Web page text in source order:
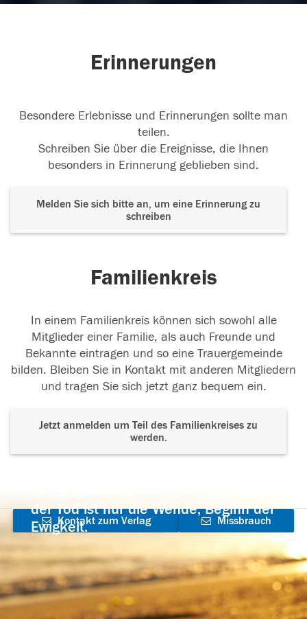
Erinnerungen
Besondere Erlebnisse und Erinnerungen sollte man
teilen.
Schreiben Sie über die Ereignisse, die Ihnen
besonders in Erinnerung geblieben sind.
Melden Sie sich bitte an, um eine Erinnerung zu
schreiben
Familienkreis
In einem Familienkreis können sich sowohl alle
Mitglieder einer Familie, als auch Freunde und
Bekannte eintragen und so eine Trauergemeinde
bilden. Bleiben Sie in Kontakt mit anderen Mitgliedern
und tragen Sie sich jetzt ganz bequem ein.
Jetzt anmelden um Teil des Familienkreises zu
werden.
der Tod ist nur die Wende, Beginn der
Ewigkeit.
Kontakt zum Verlag
aufnehmen
Missbrauch